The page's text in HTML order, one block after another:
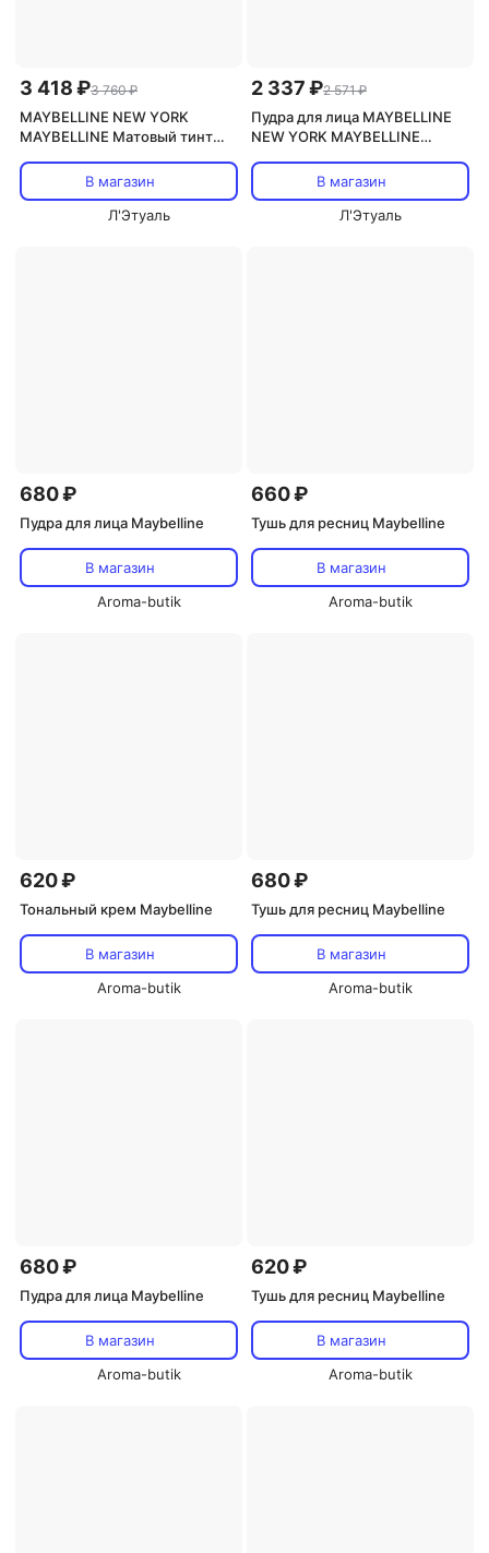
3 418 ₽3 760 ₽
MAYBELLINE NEW YORK
MAYBELLINE Матовый тинт
В магазин
Л'Этуаль
2 337 ₽2 571 ₽
Пудра для лица MAYBELLINE
NEW YORK MAYBELLINE
пудра Fit Me Matte & Poreless 9
В магазин
Л'Этуаль
680 ₽
Пудра для лица Maybelline
В магазин
Aroma-butik
660 ₽
Тушь для ресниц Maybelline
В магазин
Aroma-butik
620 ₽
Тональный крем Maybelline
В магазин
Aroma-butik
680 ₽
Тушь для ресниц Maybelline
В магазин
Aroma-butik
680 ₽
Пудра для лица Maybelline
В магазин
Aroma-butik
620 ₽
Тушь для ресниц Maybelline
В магазин
Aroma-butik